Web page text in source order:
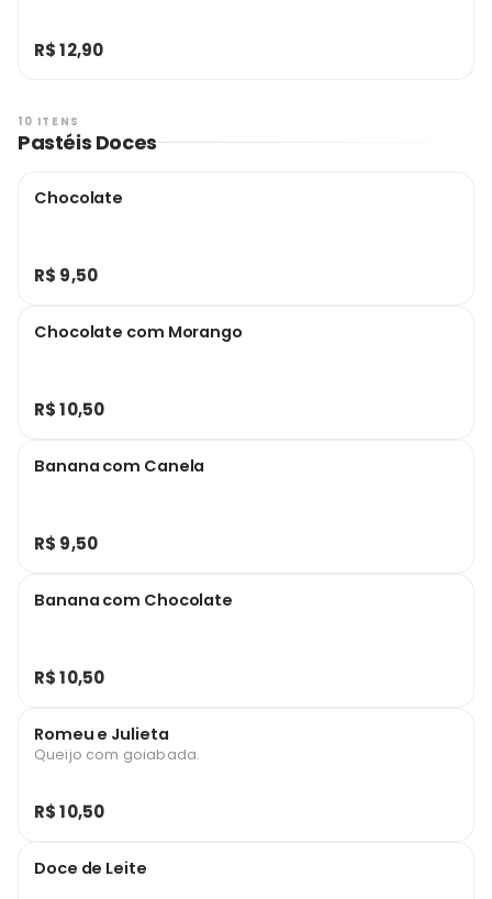
R$ 12,90
10 ITENS
Pastéis Doces
Chocolate
R$ 9,50
Chocolate com Morango
R$ 10,50
Banana com Canela
R$ 9,50
Banana com Chocolate
R$ 10,50
Romeu e Julieta
Queijo com goiabada.
R$ 10,50
Doce de Leite